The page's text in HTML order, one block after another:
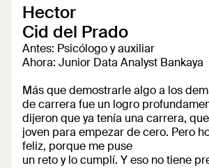
Hector
Cid del Prado
Antes: Psicólogo y auxiliar
Ahora: Junior Data Analyst Bankaya
Más que demostrarle algo a los
de carrera fue un logro
dijeron que ya tenía una carrera,
joven para empezar de cero. Pero
feliz, porque me puse
un reto y lo cumplí. Y eso no tiene